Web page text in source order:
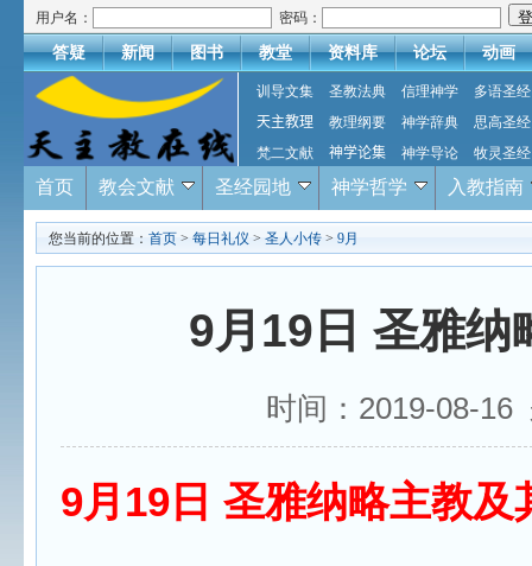
用户名： 密码：
答疑 新闻 图书 教堂 资料库 论坛 动画
训导文集 圣教法典 信理神学
多语圣经
天主教理
教理纲要 神学辞典
思高圣经
梵二文献
神学论集 神学导论 牧灵圣经
首页 教会文献 圣经园地 神学哲学 入教指南
您当前的位置： 首页 > 每日礼仪 > 圣人小传 > 9月
9月19日 圣雅纳
时间：2019-08-
9月19日 圣雅纳略主教及